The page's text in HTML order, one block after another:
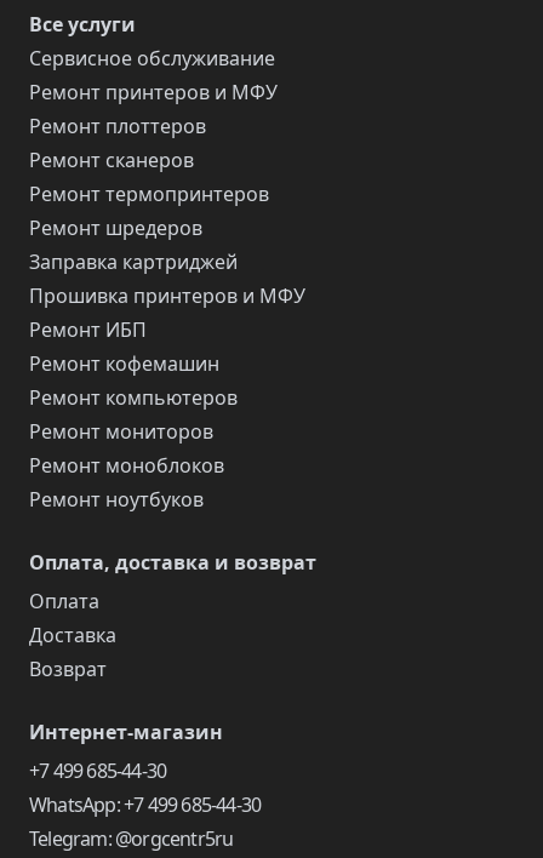
Все услуги
Сервисное обслуживание
Ремонт принтеров и МФУ
Ремонт плоттеров
Ремонт сканеров
Ремонт термопринтеров
Ремонт шредеров
Заправка картриджей
Прошивка принтеров и МФУ
Ремонт ИБП
Ремонт кофемашин
Ремонт компьютеров
Ремонт мониторов
Ремонт моноблоков
Ремонт ноутбуков
Оплата, доставка и возврат
Оплата
Доставка
Возврат
Интернет-магазин
+7 499 685-44-30
WhatsApp: +7 499 685-44-30
Telegram: @orgcentr5ru